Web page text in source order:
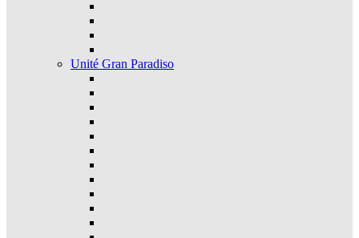
Unité Gran Paradiso